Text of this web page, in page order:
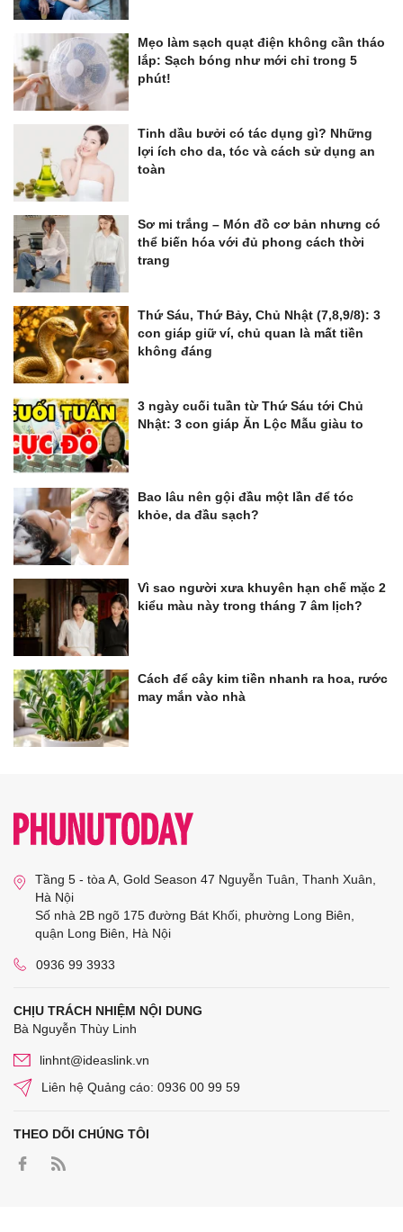
Mẹo làm sạch quạt điện không cần tháo
lắp: Sạch bóng như mới chỉ trong 5
phút!
Tinh dầu bưởi có tác dụng gì? Những
lợi ích cho da, tóc và cách sử dụng an
toàn
Sơ mi trắng – Món đồ cơ bản nhưng có
thể biến hóa với đủ phong cách thời
trang
Thứ Sáu, Thứ Bảy, Chủ Nhật (7,8,9/8): 3
con giáp giữ ví, chủ quan là mất tiền
không đáng
3 ngày cuối tuần từ Thứ Sáu tới Chủ
Nhật: 3 con giáp Ăn Lộc Mẫu giàu to
Bao lâu nên gội đầu một lần để tóc
khỏe, da đầu sạch?
Vì sao người xưa khuyên hạn chế mặc 2
kiểu màu này trong tháng 7 âm lịch?
Cách để cây kim tiền nhanh ra hoa, rước
may mắn vào nhà
Tầng 5 - tòa A, Gold Season 47 Nguyễn Tuân, Thanh Xuân,
Hà Nội
Số nhà 2B ngõ 175 đường Bát Khối, phường Long Biên,
quận Long Biên, Hà Nội
0936 99 3933
CHỊU TRÁCH NHIỆM NỘI DUNG
Bà Nguyễn Thùy Linh
linhnt@ideaslink.vn
Liên hệ Quảng cáo: 0936 00 99 59
THEO DÕI CHÚNG TÔI